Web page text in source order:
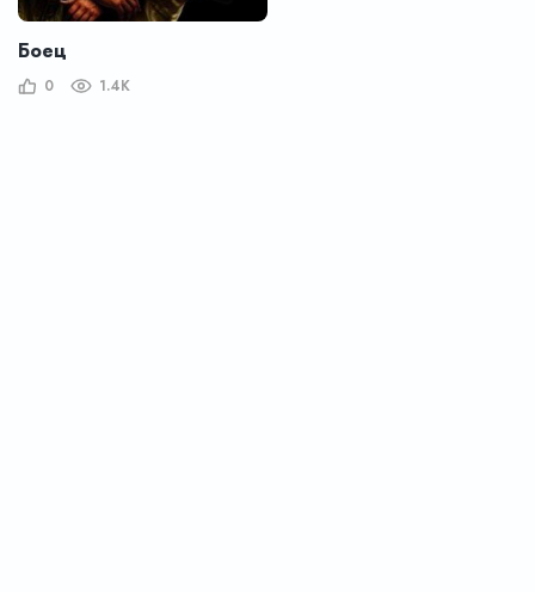
Боец
0 1.4K